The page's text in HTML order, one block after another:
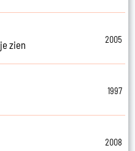
zien
2005
1997
2008